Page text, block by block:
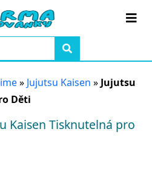
» Jujutsu Kaisen » Jujutsu
Děti
Kaisen Tisknutelná pro